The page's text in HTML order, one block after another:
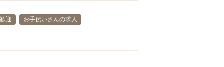
迎
お手伝いさんの求人